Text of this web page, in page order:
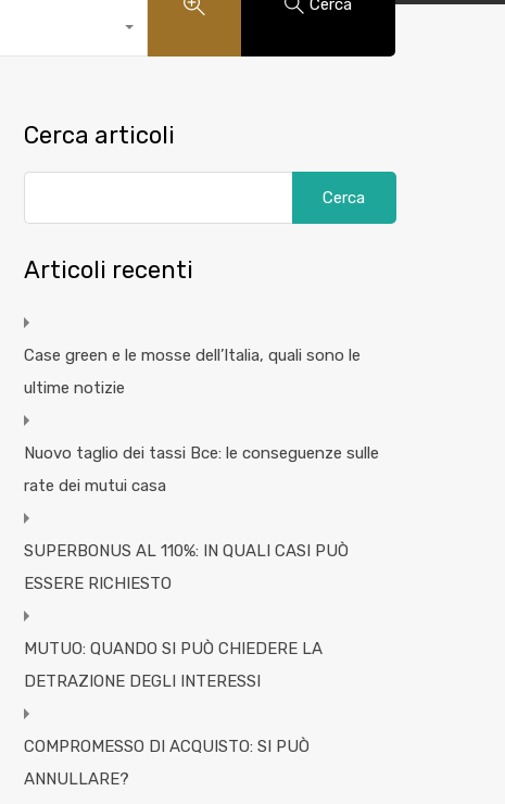
Cerca
Cerca articoli
Articoli recenti
Case green e le mosse dell’Italia, quali sono le
ultime notizie
Nuovo taglio dei tassi Bce: le conseguenze sulle
rate dei mutui casa
SUPERBONUS AL 110%: IN QUALI CASI PUÒ
ESSERE RICHIESTO
MUTUO: QUANDO SI PUÒ CHIEDERE LA
DETRAZIONE DEGLI INTERESSI
COMPROMESSO DI ACQUISTO: SI PUÒ
ANNULLARE?